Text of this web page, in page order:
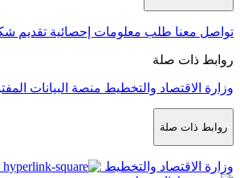
تواصل معنا طلب معلومات إحصائية تقديم
روابط ذات صلة
وزارة الاقتصاد والتخطيط منصة البيانات
روابط ذات صلة
وزارة الاقتصاد والتخطيط